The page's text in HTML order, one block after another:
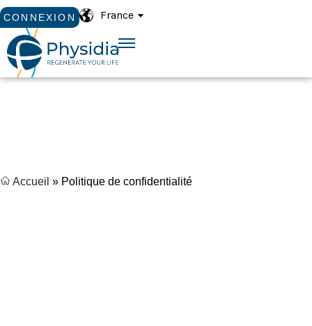
CONNEXION France
Accueil » Politique de confidentialité